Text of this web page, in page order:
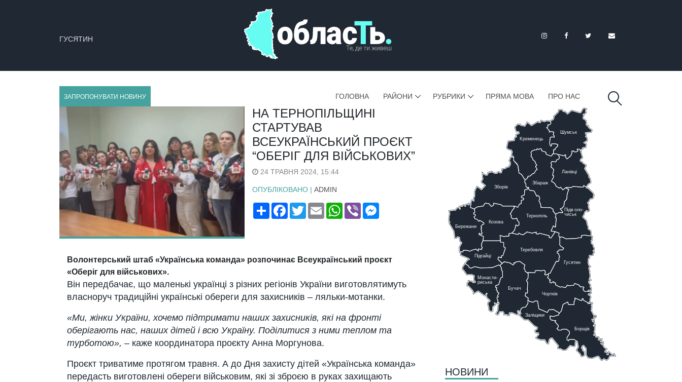
ГУСЯТИН
ЗАПРОПОНУВАТИ НОВИНУ ГОЛОВНА РАЙОНИ РУБРИКИ ПРЯМА МОВА ПРО НАС
НА ТЕРНОПІЛЬЩИНІ
СТАРТУВАВ
ВСЕУКРАЇНСЬКИЙ ПРОЄКТ
“ОБЕРІГ ДЛЯ ВІЙСЬКОВИХ”
24 ТРАВНЯ 2024, 15:44
ОПУБЛІКОВАНО | ADMIN
ПоширитиFacebook
TwitterEmail WhatsApp
Viber
Волонтерський штаб «Українська команда» розпочинає Всеукраїнський проєкт
«Оберіг для військових».
Він передбачає, що маленькі українці з різних регіонів України виготовлятимуть
власноруч традиційні українські обереги для захисників – ляльки-мотанки.
«Ми, жінки України, хочемо підтримати наших захисників, які на фронті
оберігають нас, наших дітей і всю Україну. Поділитися з ними теплом та
турботою», – каже координатора проєкту Анна Моргунова.
Проєкт триватиме протягом травня. А до Дня захисту дітей «Українська команда»
передасть виготовлені обереги військовим, які зі зброєю в руках захищають
Тернопіль
Теребовля
Бучач
Заліщики
Борщів
Чортків
Гусятин
Підволо-
чиськ
Ланівці
Збараж
Шумськ
Кременець
Козова
Бережани
Підгайці
Зборів
Монасти-
риська
НОВИНИ